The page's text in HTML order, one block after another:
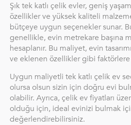
Şık tek katlı çelik evler, geniş
özellikler ve yüksek kaliteli
bütçeye uygun seçenekler sunar.
genellikle, evin metrekare başına
hesaplanır. Bu maliyet, evin
ve eklenen özellikler gibi faktörlere
Uygun maliyetli tek katlı çelik ev
olursa olsun sizin için doğru evi
olabilir. Ayrıca, çelik ev fiyatları
olduğu için, ideal evinizi bulmak
değerlendirebilirsiniz.